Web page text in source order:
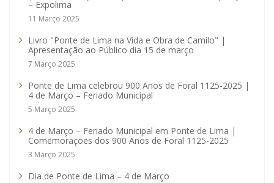
– Expolima
11 Março 2025
Livro "Ponte de Lima na Vida e Obra de Camilo" |
Apresentação ao Público dia 15 de março
7 Março 2025
Ponte de Lima celebrou 900 Anos de Foral 1125-2025 |
4 de Março – Feriado Municipal
5 Março 2025
4 de Março – Feriado Municipal em Ponte de Lima |
Comemorações dos 900 Anos de Foral 1125-2025
3 Março 2025
Dia de Ponte de Lima – 4 de Março